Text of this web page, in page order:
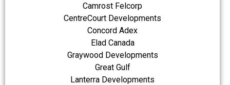
Camrost Felcorp
CentreCourt Developments
Concord Adex
Elad Canada
Graywood Developments
Great Gulf
Lanterra Developments